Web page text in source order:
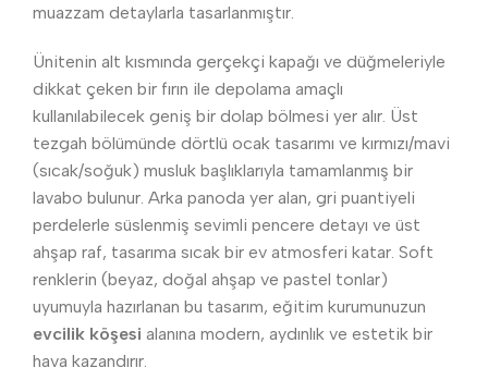
muazzam detaylarla tasarlanmıştır.
Ünitenin alt kısmında gerçekçi kapağı ve düğmeleriyle
dikkat çeken bir fırın ile depolama amaçlı
kullanılabilecek geniş bir dolap bölmesi yer alır. Üst
tezgah bölümünde dörtlü ocak tasarımı ve kırmızı/mavi
(sıcak/soğuk) musluk başlıklarıyla tamamlanmış bir
lavabo bulunur. Arka panoda yer alan, gri puantiyeli
perdelerle süslenmiş sevimli pencere detayı ve üst
ahşap raf, tasarıma sıcak bir ev atmosferi katar. Soft
renklerin (beyaz, doğal ahşap ve pastel tonlar)
uyumuyla hazırlanan bu tasarım, eğitim kurumunuzun
evcilik köşesi alanına modern, aydınlık ve estetik bir
hava kazandırır.